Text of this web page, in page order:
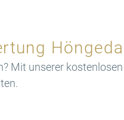
Höngeda
Mit unserer